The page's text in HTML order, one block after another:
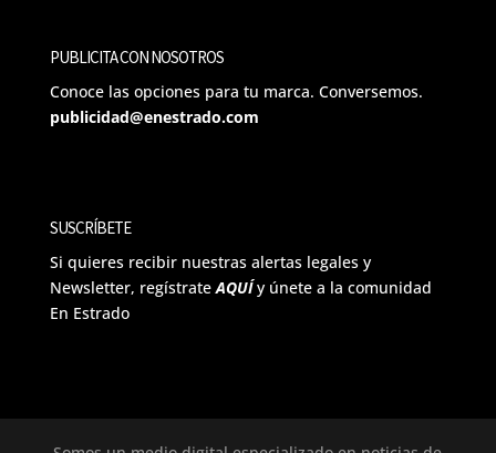
PUBLICITA CON NOSOTROS
Conoce las opciones para tu marca. Conversemos.
publicidad@enestrado.com
SUSCRÍBETE
Si quieres recibir nuestras alertas legales y
Newsletter, regístrateAQUÍ y únete a la comunidad
En Estrado